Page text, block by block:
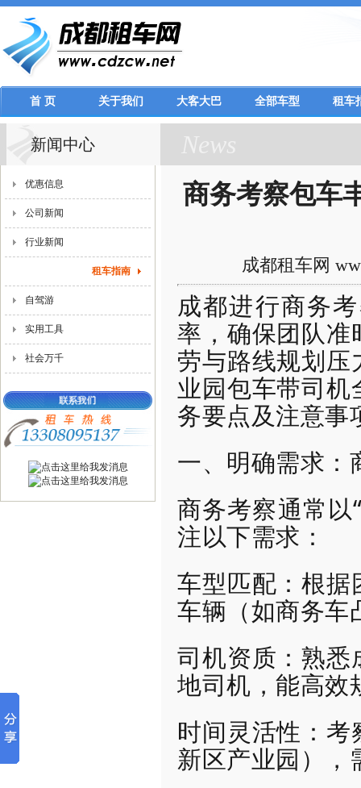
首 页 关于我们 大客大巴 全部车型 租车
新闻中心
优惠信息
公司新闻
行业新闻
租车指南
自驾游
实用工具
社会万千
商务考察包车
成都租车网
成都进行商务
率，确保团队
劳与路线规划
业园包车带司
务要点及注意事
一、明确需求：
商务考察通常以
注以下需求：
车型匹配：根
车辆（如商务车
司机资质：熟
地司机，能高效
时间灵活性：
新区产业园），